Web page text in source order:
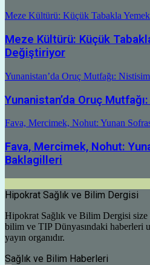
Meze Kültürü: Küçük Tabakla
Meze Kültürü: Küçük
Değiştiriyor
Yunanistan’da Oruç Mutfağı:
Yunanistan’da Oruç
Fava, Mercimek, Nohut: Yunan
Fava, Mercimek, Nohut:
Baklagilleri
Hipokrat Sağlık ve Bilim Dergisi
Hipokrat Sağlık ve Bilim Dergisi size
bilim ve TIP Dünyasındaki haberleri
yayın organıdır.
Sağlık ve Bilim Haberleri